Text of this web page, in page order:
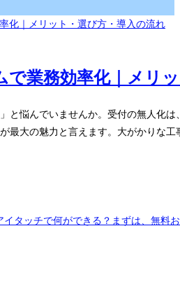
で業務効率化｜メリ
と悩んでいませんか。受付の無人化
最大の魅力と言えます。大がかりな